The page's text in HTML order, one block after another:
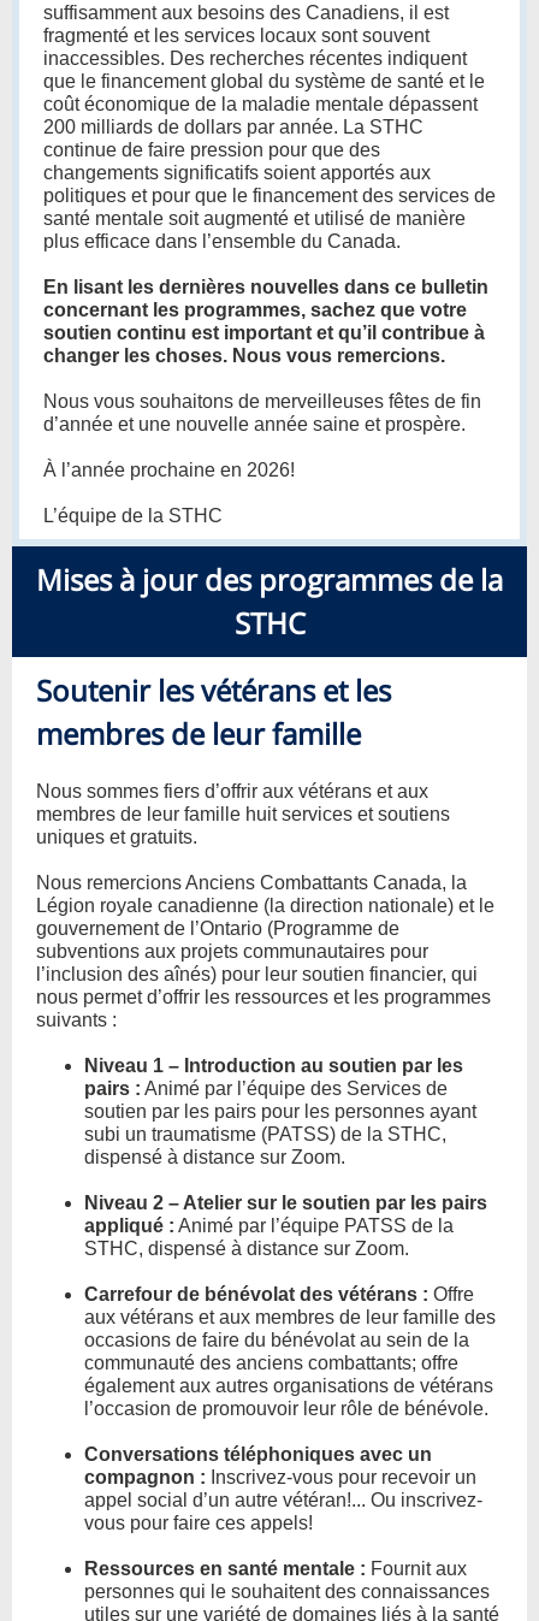
suffisamment aux besoins des Canadiens, il est
fragmenté et les services locaux sont souvent
inaccessibles. Des recherches récentes indiquent
que le financement global du système de santé et le
coût économique de la maladie mentale dépassent
200 milliards de dollars par année. La STHC
continue de faire pression pour que des
changements significatifs soient apportés aux
politiques et pour que le financement des services de
santé mentale soit augmenté et utilisé de manière
plus efficace dans l’ensemble du Canada.
En lisant les dernières nouvelles dans ce bulletin
concernant les programmes, sachez que votre
soutien continu est important et qu’il contribue à
changer les choses. Nous vous remercions.
Nous vous souhaitons de merveilleuses fêtes de fin
d’année et une nouvelle année saine et prospère.
À l’année prochaine en 2026!
L’équipe de la STHC
Mises à jour des programmes de la
STHC
Soutenir les vétérans et les
membres de leur famille
Nous sommes fiers d’offrir aux vétérans et aux
membres de leur famille huit services et soutiens
uniques et gratuits.
Nous remercions Anciens Combattants Canada, la
Légion royale canadienne (la direction nationale) et le
gouvernement de l’Ontario (Programme de
subventions aux projets communautaires pour
l’inclusion des aînés) pour leur soutien financier, qui
nous permet d’offrir les ressources et les programmes
suivants :
Niveau 1 – Introduction au soutien par les
pairs : Animé par l’équipe des Services de
soutien par les pairs pour les personnes ayant
subi un traumatisme (PATSS) de la STHC,
dispensé à distance sur Zoom.
Niveau 2 – Atelier sur le soutien par les pairs
appliqué : Animé par l’équipe PATSS de la
STHC, dispensé à distance sur Zoom.
Carrefour de bénévolat des vétérans : Offre
aux vétérans et aux membres de leur famille des
occasions de faire du bénévolat au sein de la
communauté des anciens combattants; offre
également aux autres organisations de vétérans
l’occasion de promouvoir leur rôle de bénévole.
Conversations téléphoniques avec un
compagnon : Inscrivez-vous pour recevoir un
appel social d’un autre vétéran!... Ou inscrivez-
vous pour faire ces appels!
Ressources en santé mentale : Fournit aux
personnes qui le souhaitent des connaissances
utiles sur une variété de domaines liés à la santé